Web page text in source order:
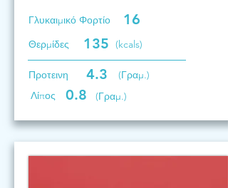
Γλυκαιμικό Φορτίο 16
Θερμίδες 135 (kcals)
Προτεινη 4.3
(Γραμ.)
Λίπος
0.8 (Γραμ.)